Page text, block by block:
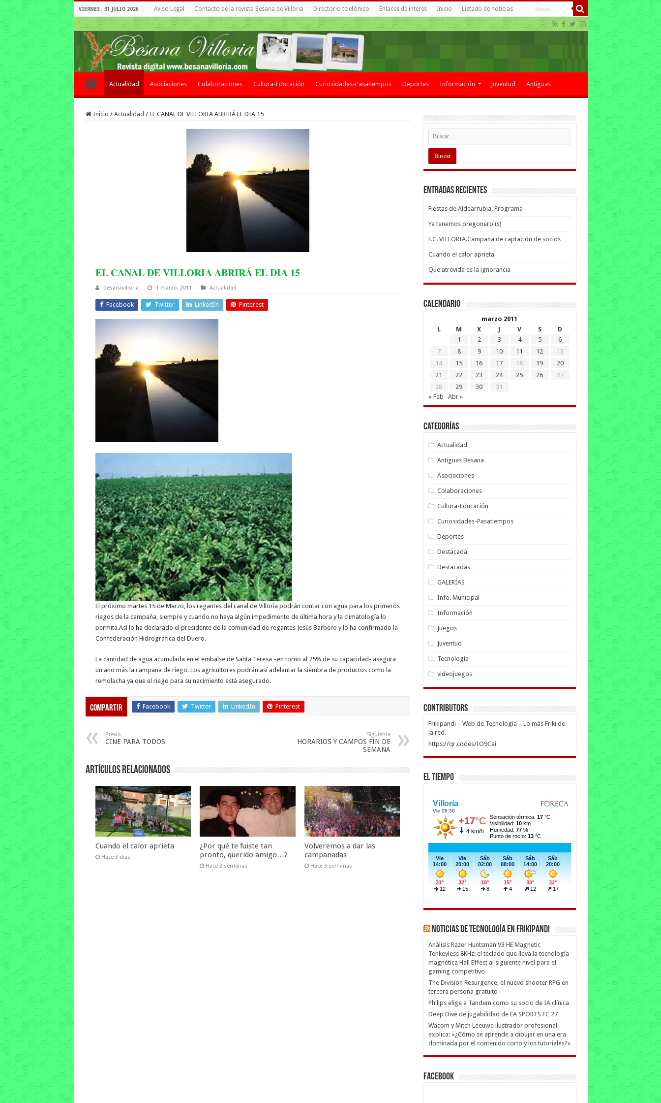
VIERNES , 31 JULIO 2026 Aviso Legal Contacto de la revista Besana de Villoria Directorio telefónico Enlaces de interes Inicio Listado de noticias
Actualidad Asociaciones Colaboraciones Cultura-Educación Curiosidades-Pasatiempos Deportes Información Juventud Antiguas
Inicio / Actualidad / EL CANAL DE VILLORIA ABRIRÁ EL DIA 15
EL CANAL DE VILLORIA ABRIRÁ EL DIA 15
besanavilloria 1 marzo, 2011 Actualidad
Facebook Twitter LinkedIn Pinterest
El próximo martes 15 de Marzo, los regantes del canal de Villoria podrán contar con agua para los primeros
riegos de la campaña, siempre y cuando no haya algún impedimento de última hora y la climatología lo
permita.Así lo ha declarado el presidente de la comunidad de regantes Jesús Barbero y lo ha confirmado la
Confederación Hidrográfica del Duero.
La cantidad de agua acumulada en el embalse de Santa Teresa –en torno al 75% de su capacidad- asegura
un año más la campaña de riego. Los agricultores podrán así adelantar la siembra de productos como la
remolacha ya que el riego para su nacimiento está asegurado.
Compartir Facebook Twitter LinkedIn Pinterest
Previo
CINE PARA TODOS
Siguiente
HORARIOS Y CAMPOS FIN DE
SEMANA
Artículos relacionados
Cuando el calor aprieta
Hace 3 días
¿Por qué te fuiste tan
pronto, querido amigo…?
Hace 2 semanas
Volveremos a dar las
campanadas
Hace 3 semanas
Entradas recientes
Fiestas de Aldearrubia. Programa
Ya tenemos pregonero (s)
F.C. VILLORIA.Campaña de captación de socios
Cuando el calor aprieta
Que atrevida es la ignorancia
Calendario
marzo 2011
L
M X J V S
D
1
2 3 4 5
6
7
8 9 10 11 12
13
14
15 16 17 18 19
20
21
22 23 24 25 26
27
28
29 30
31
« Feb
Abr »
Categorías
Actualidad
Antiguas Besana
Asociaciones
Colaboraciones
Cultura-Educación
Curiosidades-Pasatiempos
Deportes
Destacada
Destacadas
GALERÍAS
Info. Municipal
Información
Juegos
Juventud
Tecnología
videojuegos
Contributors
Frikipandi – Web de Tecnología – Lo más Friki de
la red.
https://qr.codes/IO9Cai
El Tiempo
Noticias de Tecnología en Frikipandi
Análisis Razer Huntsman V3 HE Magnetic
Tenkeyless 8KHz: el teclado que lleva la tecnología
magnética Hall Effect al siguiente nivel para el
gaming competitivo
The Division Resurgence, el nuevo shooter RPG en
tercera persona gratuito
Philips elige a Tandem como su socio de IA clínica
Deep Dive de jugabilidad de EA SPORTS FC 27
Wacom y Mitch Leeuwe ilustrador profesional
explica: «¿Cómo se aprende a dibujar en una era
dominada por el contenido corto y los tutoriales?»
Facebook